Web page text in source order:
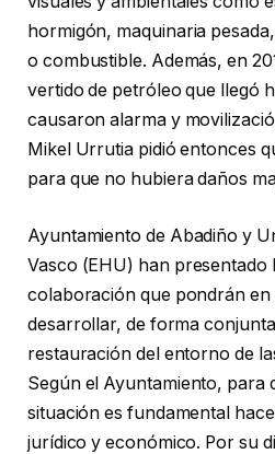
hormigón, maquinaria
o combustible. Además, en
vertido de petróleo que llegó
causaron alarma y
Mikel Urrutia pidió entonces
para que no hubiera daños
Ayuntamiento de Abadiño y
Vasco (EHU) han presentado
colaboración que pondrán
desarrollar, de forma
restauración del entorno de
Según el Ayuntamiento, para
situación es fundamental
jurídico y económico. Por su